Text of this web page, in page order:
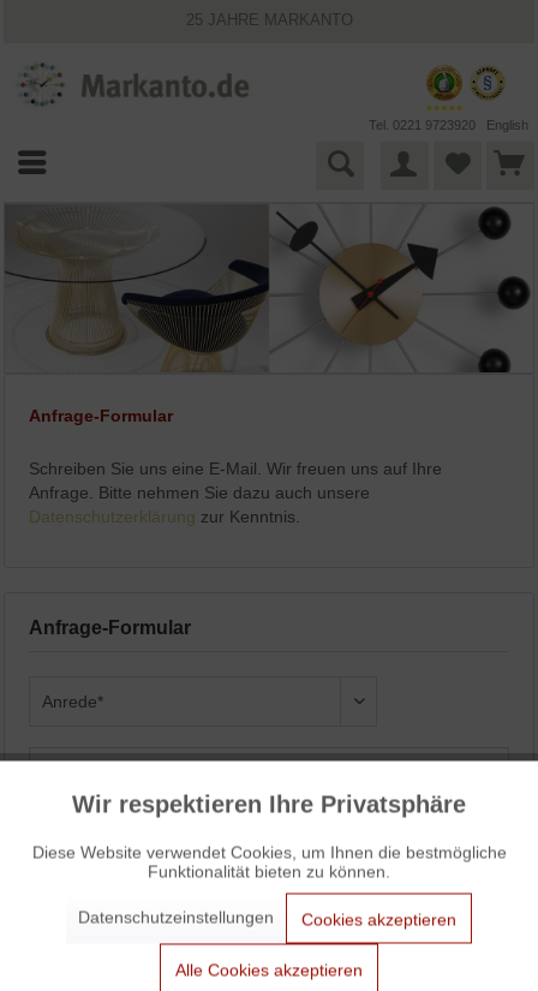
25 JAHRE MARKANTO
VIELFÄLTIGE ZAHLUNGSMÖGLICHKEITEN
Tel. 0221 9723920 English
Anfrage-Formular
Schreiben Sie uns eine E-Mail. Wir freuen uns auf Ihre
Anfrage. Bitte nehmen Sie dazu auch unsere
Datenschutzerklärung zur Kenntnis.
Anfrage-Formular
Funktionale Aktiv
Aktiv
Aktiv
Wir respektieren Ihre Privatsphäre
Diese Website verwendet Cookies, um Ihnen die bestmögliche
Funktionalität bieten zu können.
Datenschutzeinstellungen Cookies akzeptieren
Alle Cookies akzeptieren